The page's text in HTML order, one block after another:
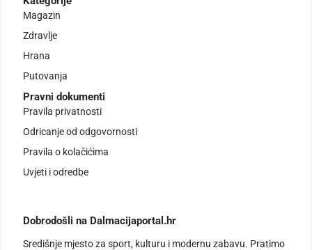
Magazin
Zdravlje
Hrana
Putovanja
Pravni dokumenti
Pravila privatnosti
Odricanje od odgovornosti
Pravila o kolačićima
Uvjeti i odredbe
Dobrodošli na Dalmacijaportal.hr
Središnje mjesto za sport, kulturu i modernu zabavu. Pratimo